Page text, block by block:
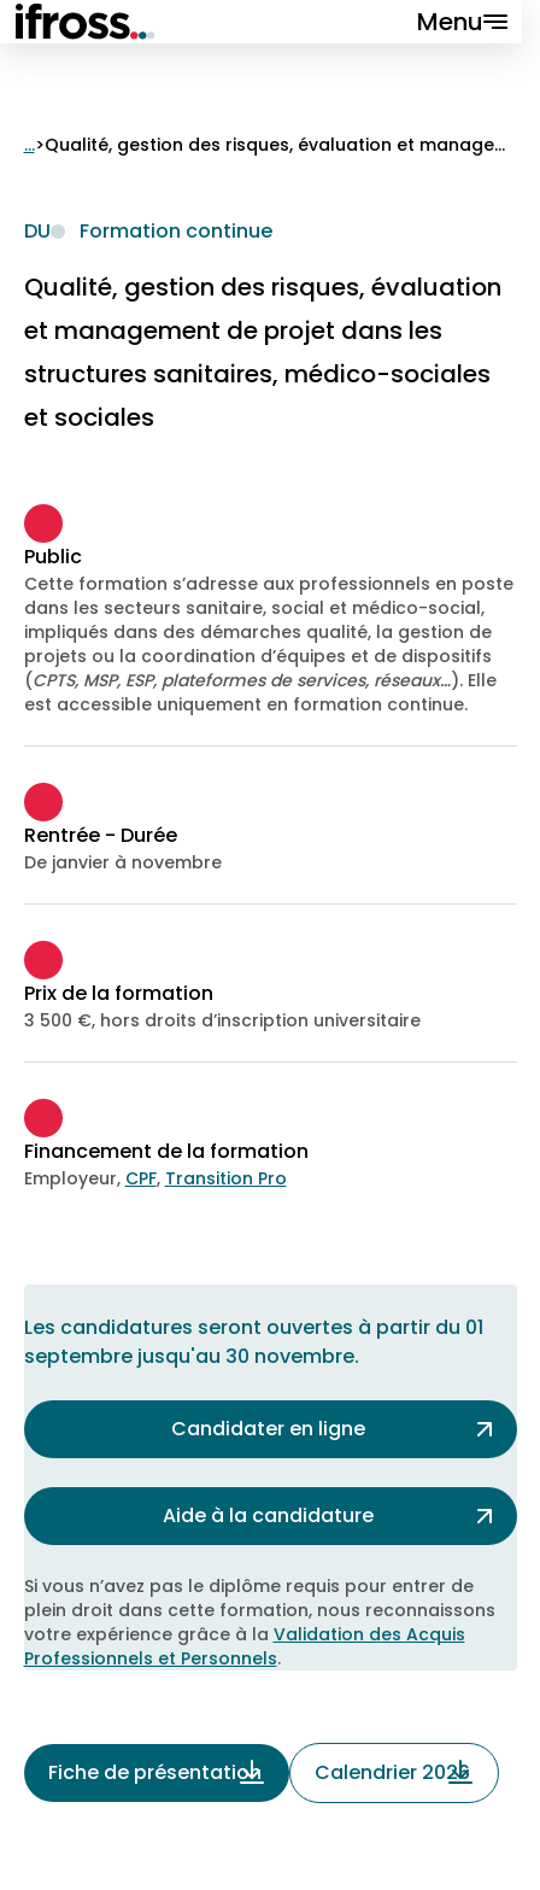
Menu
Recherche
Valorisation
Événements
VAPP
Qui sommes-nous ?
...> Qualité, gestion des risques, évaluation et management de projet dans les structures sanitaires, médico-sociales et sociales
Les candidatures seront ouvertes à partir du 01
septembrejusqu'au 30 novembre.
Candidater en ligne
Aide à la candidature
Si vous n’avez pas le diplôme requis pour entrer de
plein droit dans cette formation, nous reconnaissons
votre expérience grâce à la Validation des Acquis
Professionnels et Personnels.
DU Formation continue
Qualité, gestion des risques, évaluation
et management de projet dans les
structures sanitaires, médico-sociales
et sociales
Public
Cette formation s’adresse aux professionnels en poste
dans les secteurs sanitaire, social et médico-social,
impliqués dans des démarches qualité, la gestion de
projets ou la coordination d’équipes et de dispositifs
(CPTS, MSP, ESP, plateformes de services, réseaux…). Elle
est accessible uniquement en formation continue.
Rentrée - Durée
De janvier à novembre
Prix de la formation
3 500 €, hors droits d’inscription universitaire
Financement de la formation
Employeur, CPF, Transition Pro
Fiche de présentation Calendrier 2026